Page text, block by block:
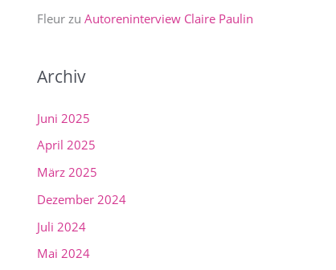
Fleur zu Autoreninterview Claire Paulin
Archiv
Juni 2025
April 2025
März 2025
Dezember 2024
Juli 2024
Mai 2024